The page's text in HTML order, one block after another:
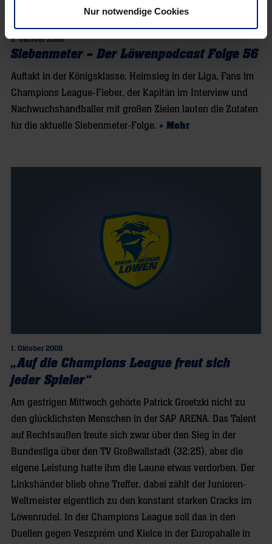
Nur notwendige Cookies
2. Oktober 2009
Siebenmeter – Der Löwenpodcast Folge 56
Auftakt in der Königsklasse, Heimsieg in der Liga, Fans im
Champions League-Fieber, der Kapitän im Interview und
Nachwuchshandballer mit großen Zielen lauten die Zutaten
für die aktuelle Siebenmeter-Folge. » Mehr
1. Oktober 2009
„Auf die Champions League freut sich
jeder Spieler“
Am gestrigen Mittwoch gehörte Patrick Groetzki nicht zu
den glücklichsten Menschen in der SAP ARENA. Das Talent
auf Rechtsaußen freute sich zwar über den Sieg in der
Bundesliga über den TV Großwallstadt (32:25), aber die
eigene Leistung hatte ihm die Laune etwas verdorben. Der
Linkshänder blieb ohne Treffer, dabei zählt der Junioren-
Weltmeister eigentlich zu den konstant starken Cracks im
Löwenrudel. In der Champions League soll das in den
Duellen gegen Veszprém und Kielce in der Europahalle in